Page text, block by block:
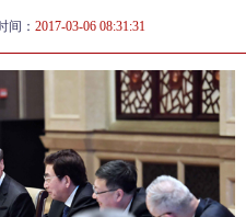
间： 2017-03-06 08:31:31